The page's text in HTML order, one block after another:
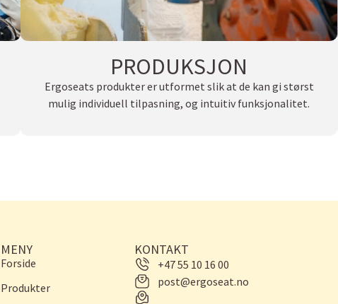
PRODUKSJON
Ergoseats produkter er utformet slik at de kan gi størst
mulig individuell tilpasning, og intuitiv funksjonalitet.
MENY
Forside
Produkter
KONTAKT
+47 55 10 16 00
post@ergoseat.no